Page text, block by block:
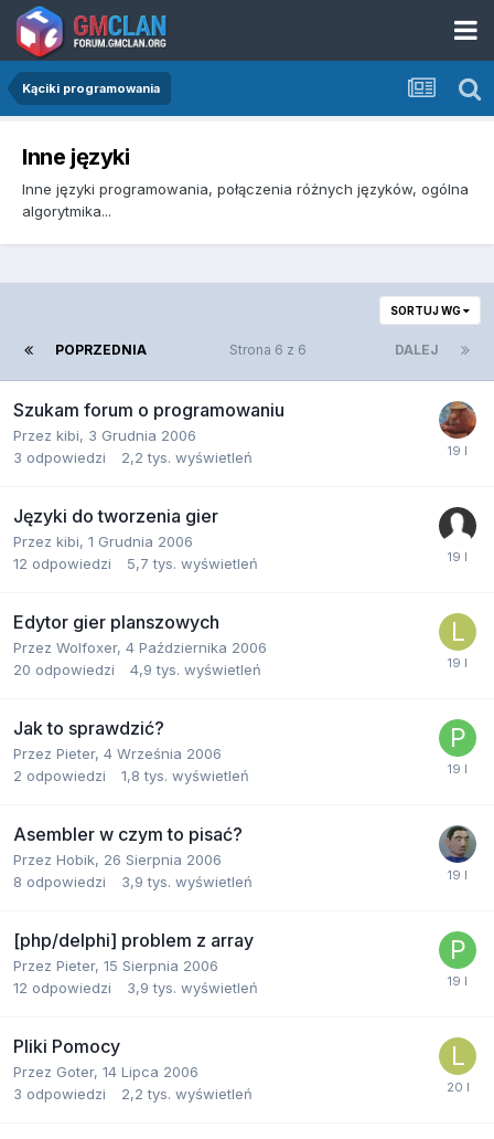
Kąciki programowania
Inne języki
Inne języki programowania, połączenia różnych języków, ogólna
algorytmika...
SORTUJ WG
POPRZEDNIA DALEJ
Strona 6 z 6
Szukam forum o programowaniu
Przez kibi, 3 Grudnia 2006
3 odpowiedzi 2,2 tys. wyświetleń
Języki do tworzenia gier
Przez kibi, 1 Grudnia 2006
12 odpowiedzi 5,7 tys. wyświetleń
Edytor gier planszowych
Przez Wolfoxer, 4 Października 2006
20 odpowiedzi 4,9 tys. wyświetleń
Jak to sprawdzić?
Przez Pieter, 4 Września 2006
2 odpowiedzi 1,8 tys. wyświetleń
Asembler w czym to pisać?
Przez Hobik, 26 Sierpnia 2006
8 odpowiedzi 3,9 tys. wyświetleń
[php/delphi] problem z array
Przez Pieter, 15 Sierpnia 2006
12 odpowiedzi 3,9 tys. wyświetleń
Pliki Pomocy
Przez Goter, 14 Lipca 2006
3 odpowiedzi 2,2 tys. wyświetleń